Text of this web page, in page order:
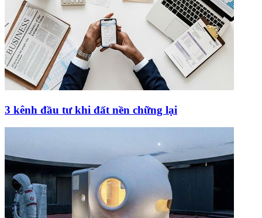
3 kênh đầu tư khi đất nền chững lại